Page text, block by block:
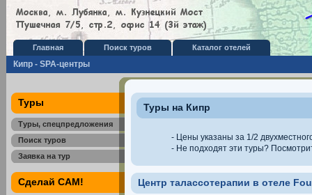
Главная Поиск туров Каталог отелей
Кипр - SPA-центры
Туры
Туры, спецпредложения
Поиск туров
Заявка на тур
Сделай САМ!
Туры на Кипр
- Цены указаны за 1/2
- Не подходят эти туры?
Центр талассотерапии в отеле